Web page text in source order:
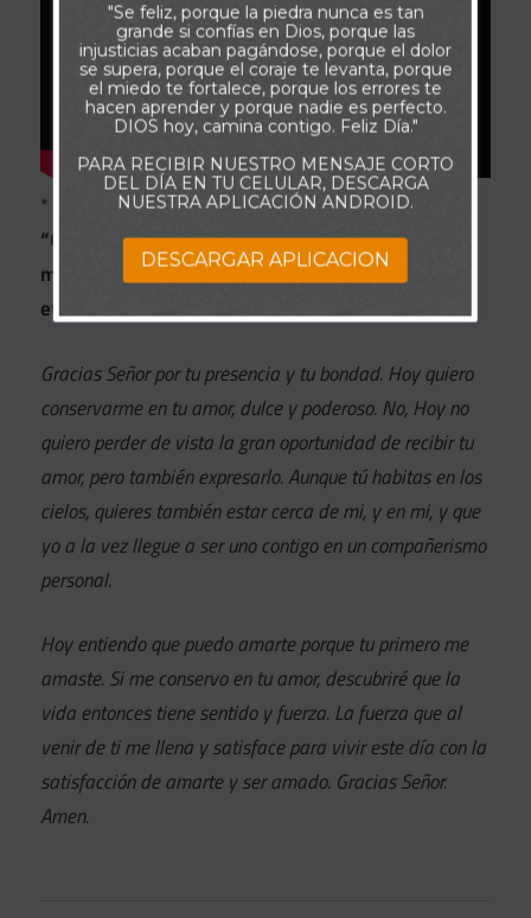
*
“Conservaos en el amor de Dios, esperando la
misericordia de nuestro Señor Jesucristo, para vida
eterna”. Judas 21.
Gracias Señor por tu presencia y tu bondad. Hoy quiero
conservarme en tu amor, dulce y poderoso. No, Hoy no
quiero perder de vista la gran oportunidad de recibir tu
amor, pero también expresarlo. Aunque tú habitas en los
cielos, quieres también estar cerca de mi, y en mi, y que
yo a la vez llegue a ser uno contigo en un compañerismo
personal.
Hoy entiendo que puedo amarte porque tu primero me
amaste. Si me conservo en tu amor, descubriré que la
vida entonces tiene sentido y fuerza. La fuerza que al
venir de ti me llena y satisface para vivir este día con la
satisfacción de amarte y ser amado. Gracias Señor.
Amen.
"Se feliz, porque la piedra nunca es tan
grande si confías en Dios, porque las
injusticias acaban pagándose, porque el dolor
se supera, porque el coraje te levanta, porque
el miedo te fortalece, porque los errores te
hacen aprender y porque nadie es perfecto.
DIOS hoy, camina contigo. Feliz Día."
PARA RECIBIR NUESTRO MENSAJE CORTO
DEL DÍA EN TU CELULAR, DESCARGA
NUESTRA APLICACIÓN ANDROID.
DESCARGAR APLICACION